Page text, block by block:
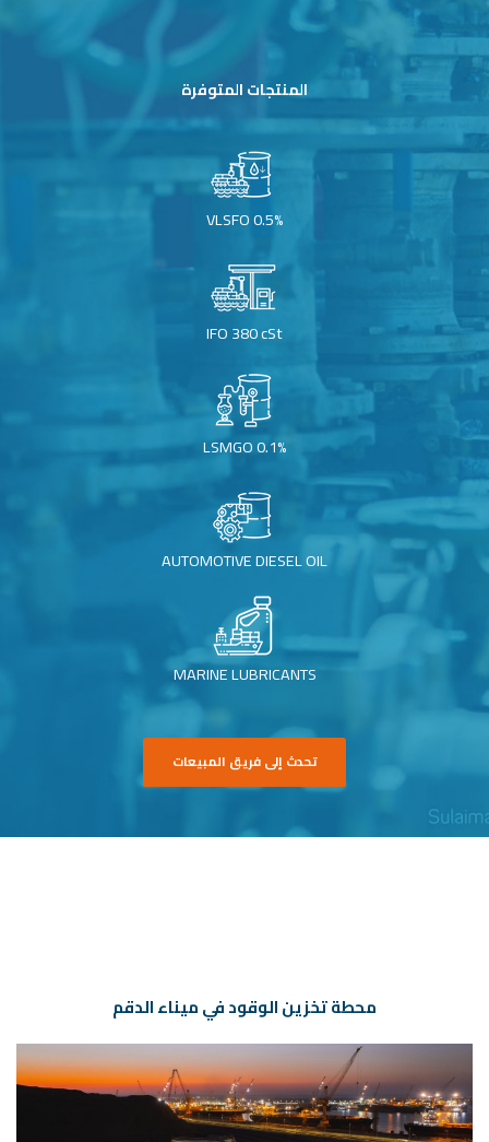
المنتجات المتوفرة
VLSFO 0.5%
IFO 380 cSt
LSMGO 0.1%
AUTOMOTIVE DIESEL OIL
MARINE LUBRICANTS
تحدث إلى فريق المبيعات
محطة تخزين الوقود في ميناء الدقم